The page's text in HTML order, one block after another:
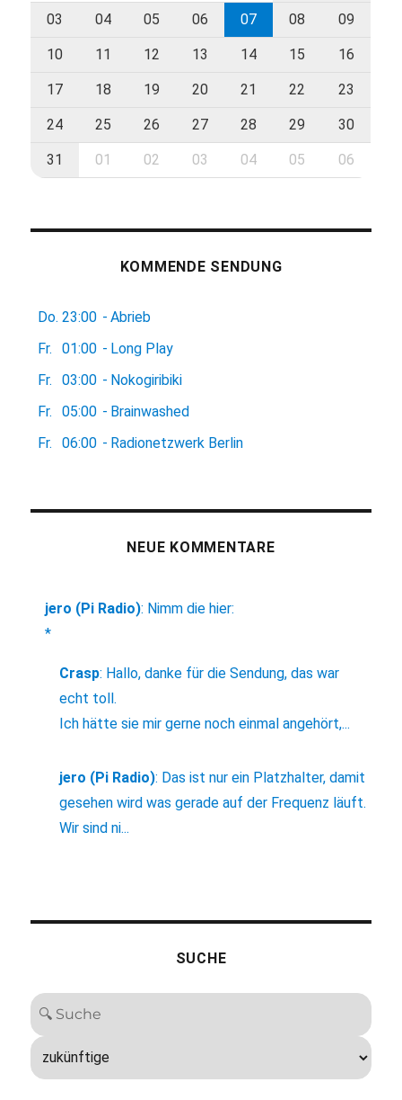
03 04 05 06 07 08 09
10 11 12 13 14 15 16
17 18 19 20 21 22 23
24 25 26 27 28 29 30
31 01 02 03 04 05 06
KOMMENDE SENDUNG
Do. 23:00 - Abrieb
Fr.
01:00 - Long Play
Fr.
03:00 - Nokogiribiki
Fr.
05:00 - Brainwashed
Fr.
06:00 - Radionetzwerk Berlin
NEUE KOMMENTARE
jero (Pi Radio): Nimm die hier:
*
Crasp: Hallo, danke für die Sendung, das war
echt toll.
Ich hätte sie mir gerne noch einmal angehört,...
jero (Pi Radio): Das ist nur ein Platzhalter, damit
gesehen wird was gerade auf der Frequenz läuft.
Wir sind ni...
SUCHE